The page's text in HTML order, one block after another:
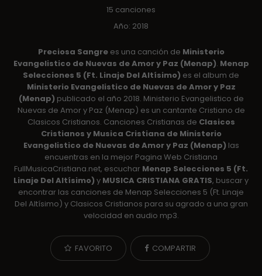
15 canciones
Año: 2018
Preciosa Sangrees una canción de Ministerio
Evangelistico de Nuevas de Amor y Paz (Menap). Menap
Selecciones 5 (Ft. Linaje Del Altísimo) es el album de
Ministerio Evangelistico de Nuevas de Amor y Paz
(Menap) publicado el año 2018. Ministerio Evangelistico de
Nuevas de Amor y Paz (Menap) es un cantante Cristiano de
Clasicos Cristianos. Canciones Cristianas de Clasicos
Cristianos y Musica Cristiana de Ministerio
Evangelistico de Nuevas de Amor y Paz (Menap) las
encuentras en la mejor Pagina Web Cristiana
FullMusicaCristiana.net, escuchar Menap Selecciones 5 (Ft.
Linaje Del Altísimo) y MUSICA CRISTIANA GRATIS, buscar y
encontrar las canciones de Menap Selecciones 5 (Ft. Linaje
Del Altísimo) y Clasicos Cristianos para su agrado a una gran
velocidad en audio mp3.
FAVORITO COMPARTIR